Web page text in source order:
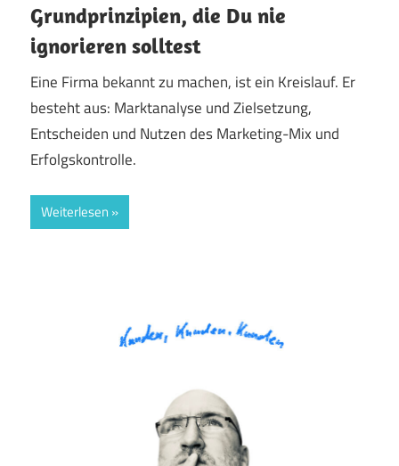
Grundprinzipien, die Du nie
ignorieren solltest
Eine Firma bekannt zu machen, ist ein Kreislauf. Er
besteht aus: Marktanalyse und Zielsetzung,
Entscheiden und Nutzen des Marketing-Mix und
Erfolgskontrolle.
Weiterlesen